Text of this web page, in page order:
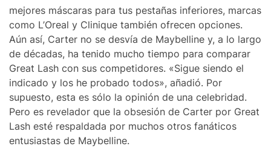
mejores máscaras para tus pestañas inferiores, marcas
como L’Oreal y Clinique también ofrecen opciones.
Aún así, Carter no se desvía de Maybelline y, a lo largo
de décadas, ha tenido mucho tiempo para comparar
Great Lash con sus competidores. «Sigue siendo el
indicado y los he probado todos», añadió. Por
supuesto, esta es sólo la opinión de una celebridad.
Pero es revelador que la obsesión de Carter por Great
Lash esté respaldada por muchos otros fanáticos
entusiastas de Maybelline.